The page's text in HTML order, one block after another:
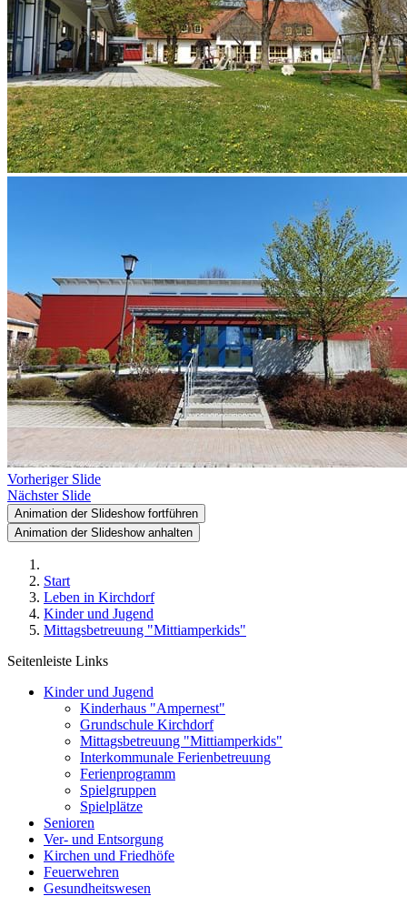
Vorheriger Slide
Nächster Slide
Animation der Slideshow fortführen
Animation der Slideshow anhalten
Start
Leben in Kirchdorf
Kinder und Jugend
Mittagsbetreuung "Mittiamperkids"
Seitenleiste Links
Kinder und Jugend
Kinderhaus "Ampernest"
Grundschule Kirchdorf
Mittagsbetreuung "Mittiamperkids"
Interkommunale Ferienbetreuung
Ferienprogramm
Spielgruppen
Spielplätze
Senioren
Ver- und Entsorgung
Kirchen und Friedhöfe
Feuerwehren
Gesundheitswesen